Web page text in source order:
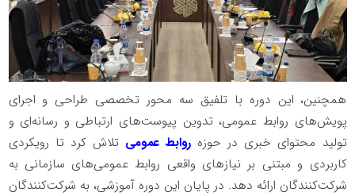
همچنین، این دوره با تلفیق سه محور تخصصی طراحی و اجرای
پویش‌های روابط عمومی، تدوین پیوست‌های ارتباطی و رسانه‌ای و
تولید محتوای خبری در حوزه روابط عمومی تلاش کرد تا رویکردی
کاربردی و مبتنی بر نیازهای واقعی روابط عمومی‌های سازمانی به
شرکت‌کنندگان ارائه دهد. در پایان این دوره آموزشی، به شرکت‌کنندگان